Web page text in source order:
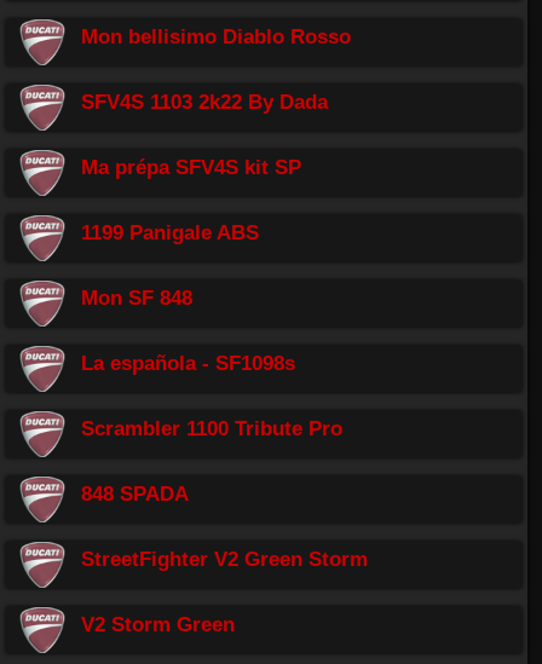
Mon bellisimo Diablo Rosso
SFV4S 1103 2k22 By Dada
Ma prépa SFV4S kit SP
1199 Panigale ABS
Mon SF 848
La española - SF1098s
Scrambler 1100 Tribute Pro
848 SPADA
StreetFighter V2 Green Storm
V2 Storm Green